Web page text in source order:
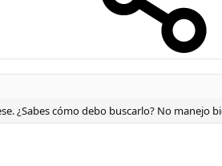
¿Sabes cómo debo buscarlo? No manejo